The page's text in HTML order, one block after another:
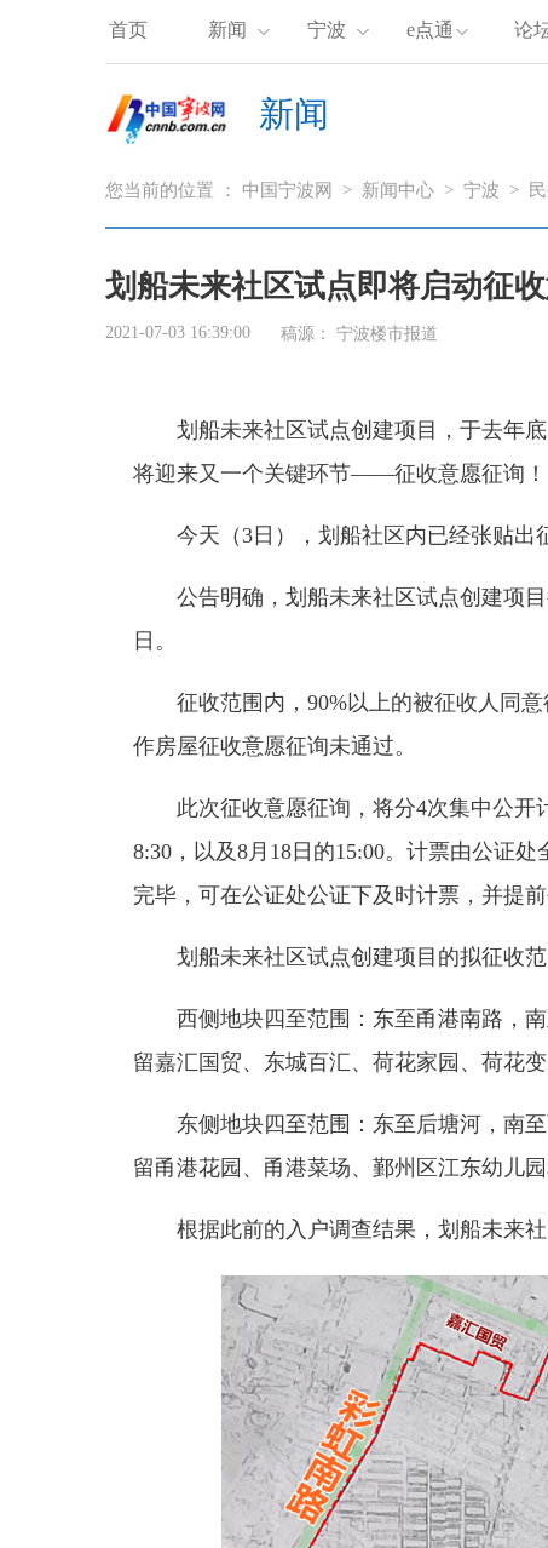
首页 新闻 宁波 e点通 论
新闻
您当前的位置 ： 中国宁波网 > 新闻中心 > 宁波 >
划船未来社区试点即将启动征
2021-07-03 16:39:00 稿源： 宁波楼市报道
划船未来社区试点创建项目，于去年底
将迎来又一个关键环节——征收意愿征询！
今天（3日），划船社区内已经张贴出
公告明确，划船未来社区试点创建项
日。
征收范围内，90%以上的被征收人同意
作房屋征收意愿征询未通过。
此次征收意愿征询，将分4次集中公开
8:30，以及8月18日的15:00。计票由公证
完毕，可在公证处公证下及时计票，并提
划船未来社区试点创建项目的拟征收范
西侧地块四至范围：东至甬港南路，南
留嘉汇国贸、东城百汇、荷花家园、荷花变
东侧地块四至范围：东至后塘河，南至
留甬港花园、甬港菜场、鄞州区江东幼儿园
根据此前的入户调查结果，划船未来社